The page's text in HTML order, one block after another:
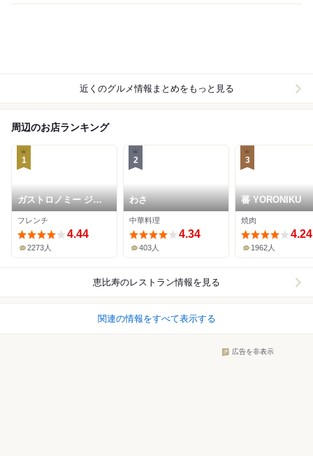
近くのグルメ情報まとめをもっと見る
周辺のお店ランキング
1
ガストロノミー ジョ
エル・ロブション
フレンチ
4.44
2273人
2
わさ
中華料理
4.34
403人
3
蕃 YORONIKU
焼肉
4.24
1962人
恵比寿のレストラン情報を見る
関連の情報をすべて表示する
広告を非表示